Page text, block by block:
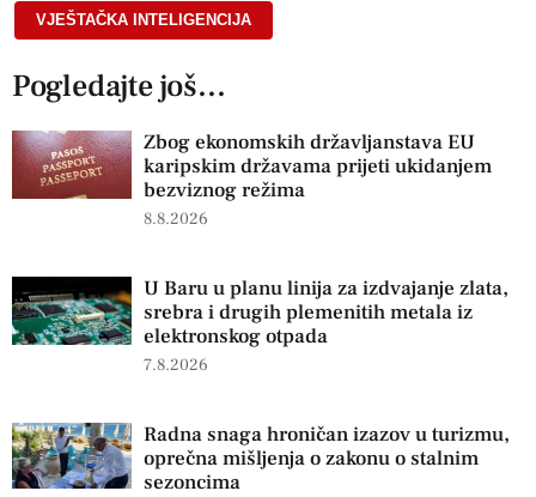
VJEŠTAČKA INTELIGENCIJA
Pogledajte još...
Zbog ekonomskih državljanstava EU
karipskim državama prijeti ukidanjem
bezviznog režima
8.8.2026
U Baru u planu linija za izdvajanje zlata,
srebra i drugih plemenitih metala iz
elektronskog otpada
7.8.2026
Radna snaga hroničan izazov u turizmu,
oprečna mišljenja o zakonu o stalnim
sezoncima